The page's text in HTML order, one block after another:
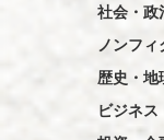
社会・政
ノンフ
歴史・地
ビジネス